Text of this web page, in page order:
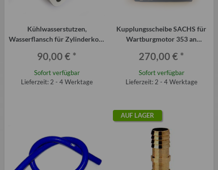
Kühlwasserstutzen,
Wasserflansch für Zylinderkopf
90,00 € *
Sofort verfügbar
Lieferzeit: 2 - 4 Werktage
Kupplungsscheibe SACHS für
Wartburgmotor 353 an
270,00 € *
Sofort verfügbar
Lieferzeit: 2 - 4 Werktage
AUF LAGER